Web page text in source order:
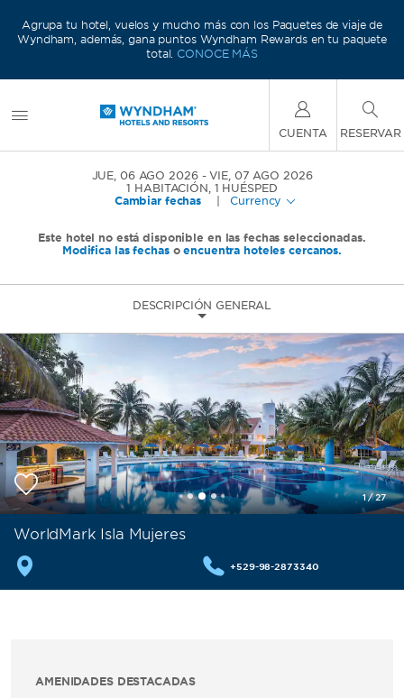
Agrupa tu hotel, vuelos y mucho más con los Paquetes de viaje de
Wyndham, además, gana puntos Wyndham Rewards en tu paquete
total. CONOCE MÁS
CUENTA RESERVAR
JUE, 06 AGO 2026
VIE, 07 AGO 2026
1 HABITACIÓN, 1 HUÉSPED
Cambiar fechas
Currency
Este hotel no está disponible en las fechas seleccionadas.
Modifica las fechasoencuentra hoteles cercanos.
DESCRIPCIÓN GENERAL
1/27
WorldMark Isla Mujeres
+529-98-2873340
AMENIDADES DESTACADAS